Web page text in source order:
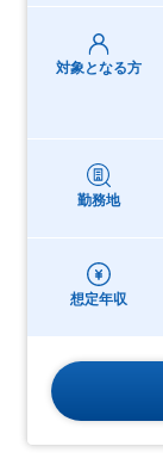
対象となる方
勤務地
想定年収